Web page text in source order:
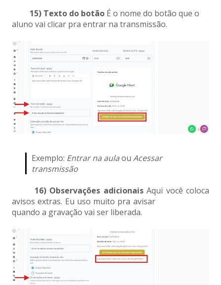
15) Texto do botão É o nome do botão que o
aluno vai clicar pra entrar na transmissão.
Exemplo: Entrar na aulaou Acessar
transmissão
16) Observações adicionaisAqui você coloca
avisos extras. Eu uso muito pra avisar
quando a gravação vai ser liberada.